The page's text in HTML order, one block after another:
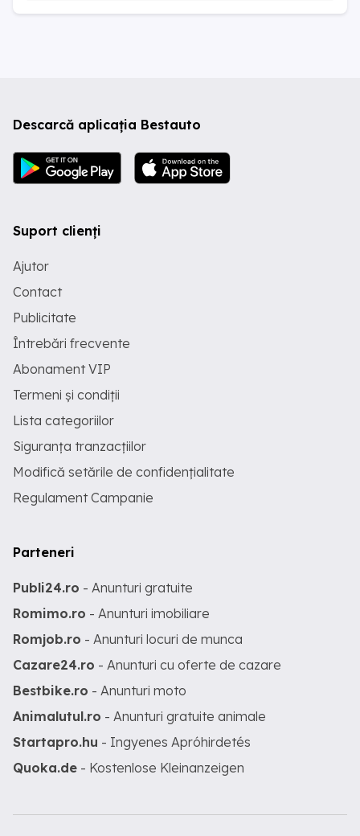
Descarcă aplicația Bestauto
Suport clienți
Ajutor
Contact
Publicitate
Întrebări frecvente
Abonament VIP
Termeni și condiții
Lista categoriilor
Siguranța tranzacțiilor
Modifică setările de confidențialitate
Regulament Campanie
Parteneri
Publi24.ro - Anunturi gratuite
Romimo.ro - Anunturi imobiliare
Romjob.ro - Anunturi locuri de munca
Cazare24.ro - Anunturi cu oferte de cazare
Bestbike.ro - Anunturi moto
Animalutul.ro - Anunturi gratuite animale
Startapro.hu - Ingyenes Apróhirdetés
Quoka.de - Kostenlose Kleinanzeigen